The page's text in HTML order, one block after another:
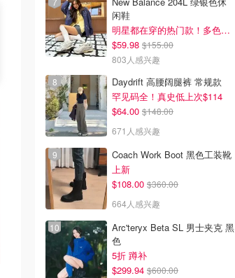
闲鞋
明星都在穿的热门款！多色可选 3.8折
$59.98 $155.00
803人感兴趣
Daydrift 高腰阔腿裤 常规款
罕见码全！真史低上次$114
$64.00 $148.00
671人感兴趣
Coach Work Boot 黑色工装靴
上新
$108.00 $360.00
664人感兴趣
Arc'teryx Beta SL 男士夹克 黑
色
5折 蹲补
$299.94 $600.00